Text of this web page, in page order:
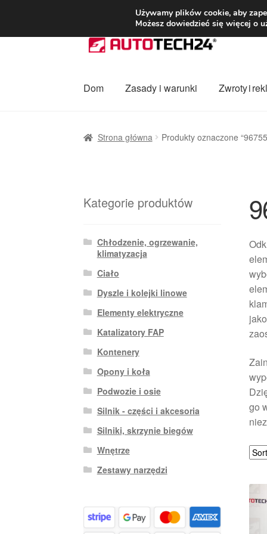
DOSTAWA od
Przejdź
do
Przejdź
do
Dom
Zasady i warunki Zwroty i
Strona główna Produkty oznaczone
go
Kategorie produktów
Chłodzenie, ogrzewanie,
klimatyzacja
Ciało
Dyszle i kolejki linowe
Elementy elektryczne
Katalizatory FAP
Kontenery
Opony i koła
Podwozie i osie
Silnik - części i akcesoria
Silniki, skrzynie biegów
Wnętrze
Zestawy narzędzi
Używamy plików cookie, aby
Możesz dowiedzieć się więcej o